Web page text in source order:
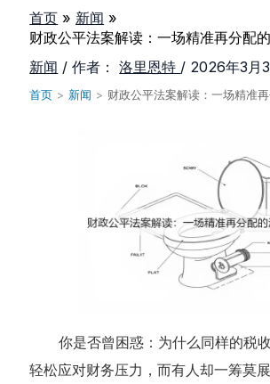
首页
新闻
财政公平法案解读：一场精准再分配
新闻 / 作者： 洛里恩特 / 2026年3月
首页 > 新闻 > 财政公平法案解读：一场精准
你是否曾困惑：为什么同样的税
轻松应对财务压力，而有人却一筹莫